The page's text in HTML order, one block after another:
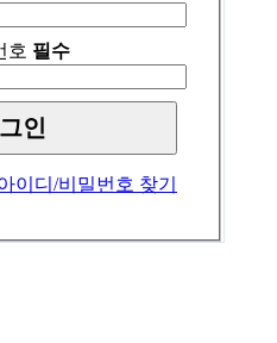
호 필수
인
이디/비밀번호 찾기